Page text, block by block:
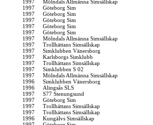
1997
Mölndals Allmänna Simsällskap
1997
Göteborg Sim
1997
Göteborg Sim
1997
Göteborg Sim
1997
Göteborg Sim
1997
Göteborg Sim
1997
Mölndals Allmänna Simsällskap
1997
Trollhättans Simsällskap
1997
Simklubben Vänersborg
1997
Karlsborgs Simklubb
1997
Trollhättans Simsällskap
1997
Simklubben S 02
1997
Mölndals Allmänna Simsällskap
1996
Simklubben Vänersborg
1996
Alingsås SLS
1997
S77 Stenungsund
1997
Göteborg Sim
1997
Trollhättans Simsällskap
1997
Trollhättans Simsällskap
1996
Kungälvs Simsällskap